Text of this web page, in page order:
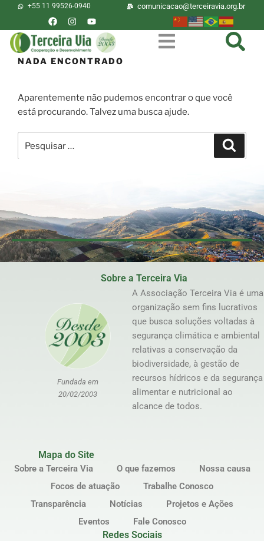
+55 11 99526-0940 comunicacao@terceiravia.org.br
NADA ENCONTRADO
Aparentemente não pudemos encontrar o que você
está procurando. Talvez uma busca ajude.
Sobre a Terceira Via
Fundada em
20/02/2003
A Associação Terceira Via é uma
organização sem fins lucrativos
que busca soluções voltadas à
segurança climática e ambiental
relativas a conservação da
biodiversidade, à gestão de
recursos hídricos e da segurança
alimentar e nutricional ao
alcance de todos.
Mapa do Site
Sobre a Terceira Via O que fazemos
Nossa causa
Focos de atuação
Trabalhe Conosco
Transparência
Notícias
Projetos e Ações
Eventos
Fale Conosco
Redes Sociais